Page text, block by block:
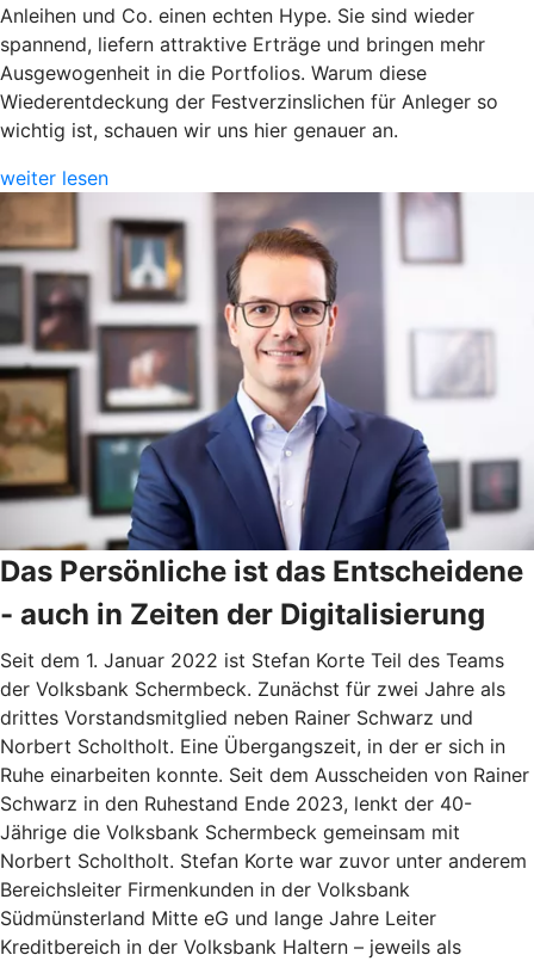
Anleihen und Co. einen echten Hype. Sie sind wieder
spannend, liefern attraktive Erträge und bringen mehr
Ausgewogenheit in die Portfolios. Warum diese
Wiederentdeckung der Festverzinslichen für Anleger so
wichtig ist, schauen wir uns hier genauer an.
weiter lesen
Das Persönliche ist das Entscheidene
- auch in Zeiten der Digitalisierung
Seit dem 1. Januar 2022 ist Stefan Korte Teil des Teams
der Volksbank Schermbeck. Zunächst für zwei Jahre als
drittes Vorstandsmitglied neben Rainer Schwarz und
Norbert Scholtholt. Eine Übergangszeit, in der er sich in
Ruhe einarbeiten konnte. Seit dem Ausscheiden von Rainer
Schwarz in den Ruhestand Ende 2023, lenkt der 40-
Jährige die Volksbank Schermbeck gemeinsam mit
Norbert Scholtholt. Stefan Korte war zuvor unter anderem
Bereichsleiter Firmenkunden in der Volksbank
Südmünsterland Mitte eG und lange Jahre Leiter
Kreditbereich in der Volksbank Haltern – jeweils als